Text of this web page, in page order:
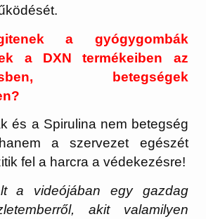
a gyógygombák
a DXN termékeiben az
betegségek
és a Spirulina nem betegség
a szervezet egészét
fel a harcra a védekezésre!
a videójában egy gazdag
akit valamilyen